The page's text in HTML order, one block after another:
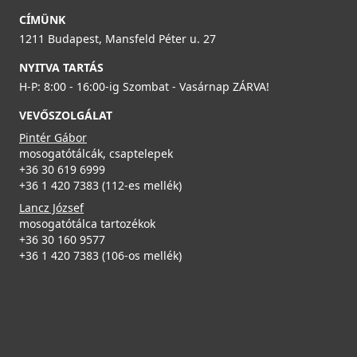
LG213078BSO
Részletek
ELLECI - Gránit mosogatótálca Life 450 G78
LG245078
ELLECI - Csaptelep Stream Plus G48
125 990 Ft
ELLECI - Csaptelep Stream Plus G40
CÍMÜNK
1211 Budapest, Mansfeld Péter u. 27
NYITVA TARTÁS
H-P: 8:00 - 16:00-ig Szombat - Vasárnap ZÁRVA!
VEVŐSZOLGÁLAT
Pintér Gábor
mosogatótálcák, csaptelepek
+36 30 619 6999
+36 1 420 7383 (112-es mellék)
Lancz József
mosogatótálca tartozékok
+36 30 160 9577
+36 1 420 7383 (106-os mellék)